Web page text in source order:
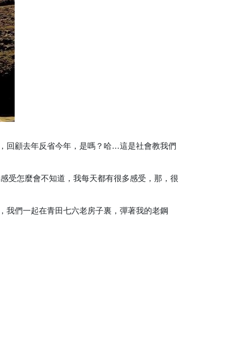
回顧去年反省今年，是嗎？哈…這是社會教我們
受怎麼會不知道，我每天都有很多感受，那，很
我們一起在青田七六老房子裏，彈著我的老鋼